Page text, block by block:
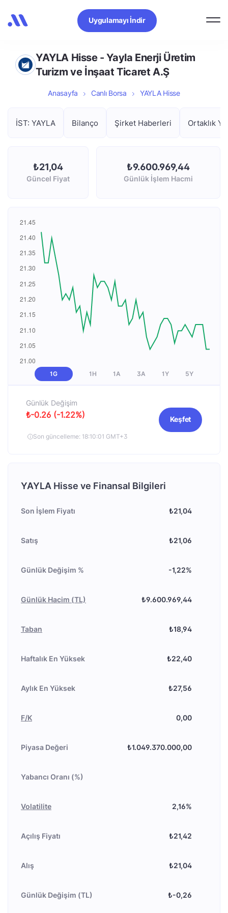
Uygulamayı İndir
YAYLA Hisse - Yayla Enerji Üretim
Turizm ve İnşaat Ticaret A.Ş
Anasayfa Canlı Borsa YAYLA Hisse
İST: YAYLA Bilanço Şirket Haberleri Ortaklık
₺21,04
Güncel Fiyat
₺9.600.969,44
Günlük İşlem Hacmi
1G 1H 1A 3A 1Y 5Y
Günlük Değişim
₺-0.26 (-1.22%)
Son güncelleme: 18:10:01 GMT+3
Keşfet
YAYLA Hisse ve Finansal Bilgileri
Son İşlem Fiyatı ₺21,04
Satış ₺21,06
Günlük Değişim % -1,22%
Günlük Hacim (TL) ₺9.600.969,44
Taban ₺18,94
Haftalık En Yüksek ₺22,40
Aylık En Yüksek ₺27,56
F/K 0,00
Piyasa Değeri ₺1.049.370.000,00
Yabancı Oranı (%)
Volatilite 2,16%
Açılış Fiyatı ₺21,42
Alış ₺21,04
Günlük Değişim (TL) ₺-0,26